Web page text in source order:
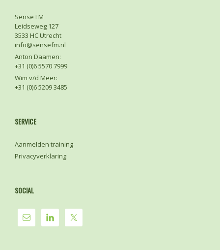
Sense FM
Leidseweg 127
3533 HC Utrecht
info@sensefm.nl
Anton Daamen:
+31 (0)6 5570 7999
Wim v/d Meer:
+31 (0)6 5209 3485
SERVICE
Aanmelden training
Privacyverklaring
SOCIAL